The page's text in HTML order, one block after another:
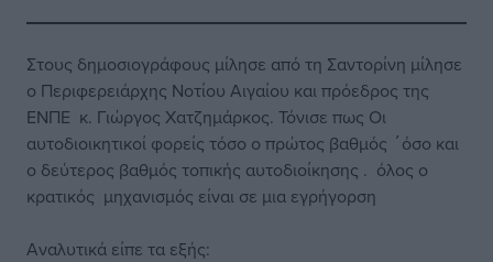
Στους δημοσιογράφους μίλησε από τη Σαντορίνη μίλησε
ο Περιφερειάρχης Νοτίου Αιγαίου και πρόεδρος της
ΕΝΠΕ κ. Γιώργος Χατζημάρκος. Τόνισε πως Οι
αυτοδιοικητικοί φορείς τόσο ο πρώτος βαθμός ΄όσο και
ο δεύτερος βαθμός τοπικής αυτοδιοίκησης . όλος ο
κρατικός μηχανισμός είναι σε μια εγρήγορση
Αναλυτικά είπε τα εξής: